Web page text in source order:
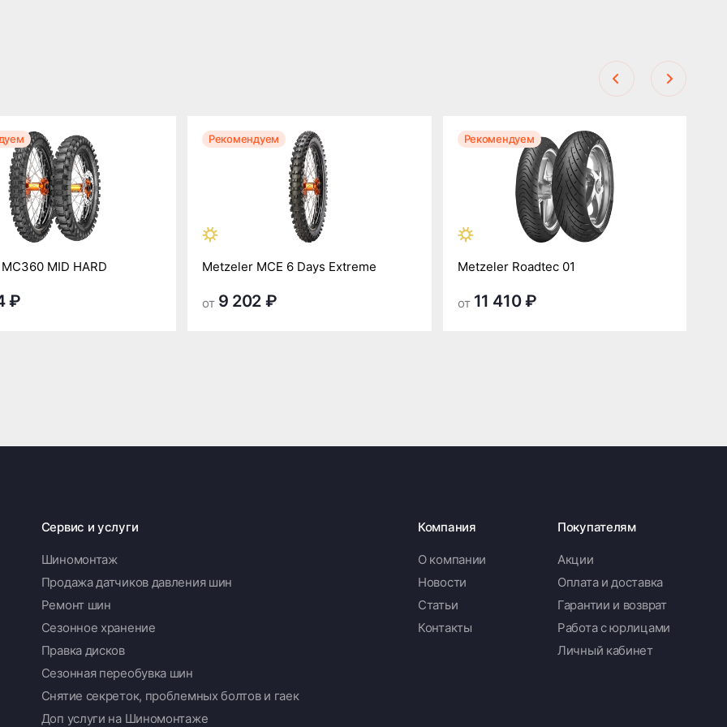
MID HARD
₽
Рекомендуем
Metzeler MCE 6 Days Extreme
от 9 202 ₽
Рекомендуем
Metzeler Roadtec 01
от 11 410 ₽
Сервис и услуги
Шиномонтаж
Продажа датчиков давления шин
Ремонт шин
Сезонное хранение
Правка дисков
Сезонная переобувка шин
Снятие секреток, проблемных болтов и гаек
Доп услуги на Шиномонтаже
Компания
О компании
Новости
Статьи
Контакты
Покупателям
Акции
Оплата и доставка
Гарантии и возврат
Работа с юрлицами
Личный кабинет